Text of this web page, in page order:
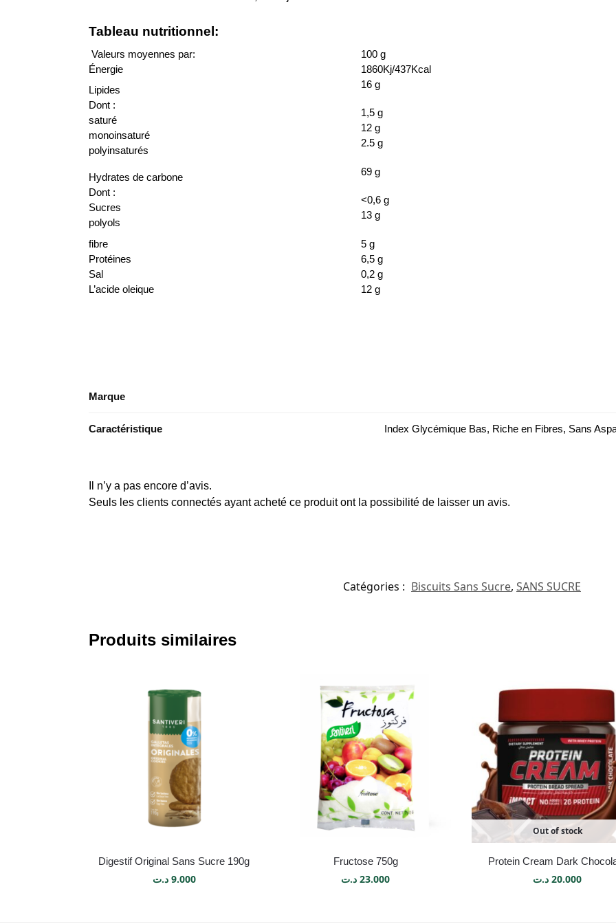
Tableau nutritionnel:
Valeurs moyennes par:
100 g
Énergie
1860Kj/437Kcal
Lipides
Dont :
saturé
monoinsaturé
polyinsaturés
16 g
1,5 g
12 g
2.5 g
Hydrates de carbone
Dont :
Sucres
polyols
69 g
<0,6 g
13 g
fibre
5 g
Protéines
6,5 g
Sal
0,2 g
L’acide oleique
12 g
Marque
Caractéristique Index Glycémique Bas, Riche en Fibres, Sans
Il n’y a pas encore d’avis.
Seuls les clients connectés ayant acheté ce produit ont la possibilité de laisser un avis.
Catégories : Biscuits Sans Sucre, SANS SUCRE
Produits similaires
Digestif Original Sans Sucre 190g
9.000 د.ت
Fructose 750g
23.000 د.ت
Out of stock
Protein Cream Dark
20.000 د.ت